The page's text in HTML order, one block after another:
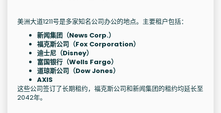
美洲大道1211号是多家知名公司办公的地点。主要租户包括：
新闻集团（News Corp.）
福克斯公司（Fox Corporation）
迪士尼（Disney）
富国银行（Wells Fargo）
道琼斯公司（Dow Jones）
AXIS
这些公司签订了长期租约，福克斯公司和新闻集团的租约均延长至
2042年。